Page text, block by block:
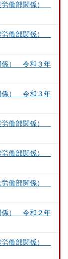
労働部関係）
労働部関係）
係） 令和３年
係） 令和３年
労働部関係）
労働部関係）
労働部関係）
係） 令和２年
労働部関係）